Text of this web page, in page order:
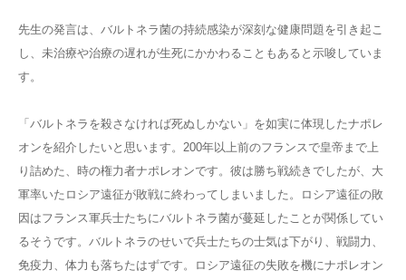
先生の発言は、バルトネラ菌の持続感染が深刻な健康問題を引き起こ
し、未治療や治療の遅れが生死にかかわることもあると示唆していま
す。
「バルトネラを殺さなければ死ぬしかない」を如実に体現したナポレ
オンを紹介したいと思います。200年以上前のフランスで皇帝まで上
り詰めた、時の権力者ナポレオンです。彼は勝ち戦続きでしたが、大
軍率いたロシア遠征が敗戦に終わってしまいました。ロシア遠征の敗
因はフランス軍兵士たちにバルトネラ菌が蔓延したことが関係してい
るそうです。バルトネラのせいで兵士たちの士気は下がり、戦闘力、
免疫力、体力も落ちたはずです。ロシア遠征の失敗を機にナポレオン